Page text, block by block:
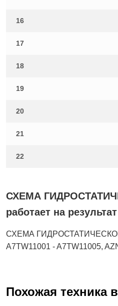
16
17
18
19
20
21
22
СХЕМА
работает на результат
СХЕМА
A7TW11001 - A7TW11005,
Похожая